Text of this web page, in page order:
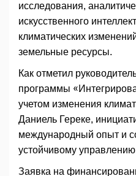
исследования,
искусственного
климатических
земельные ресурсы.
Как отметил
программы
учетом изменения
Даниель Гереке,
международный опыт и
устойчивому
Заявка на